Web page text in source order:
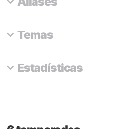
Temas
Estadísticas